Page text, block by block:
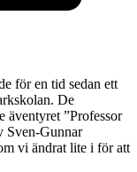
för en tid sedan ett
De
äventyret ”Professor
Sven-Gunnar
vi ändrat lite i för att